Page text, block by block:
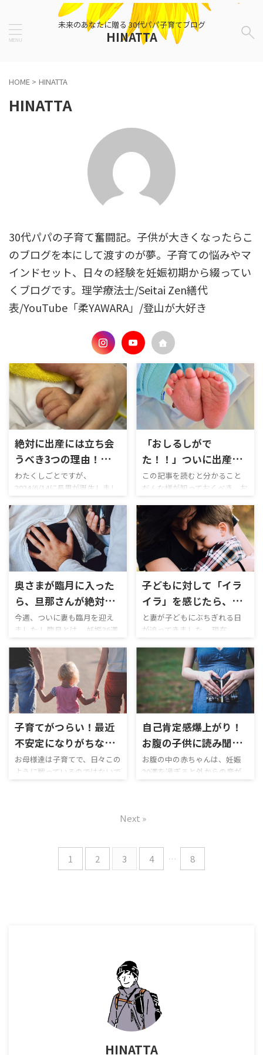
未来のあなたに贈る 30代パパ子育てブログ
HINATTA
HOME > HINATTA
HINATTA
30代パパの子育て奮闘記。子供が大きくなったらこ
のブログを本にして渡すのが夢。子育ての悩みやマ
インドセット、日々の経験を妊娠初期から綴ってい
くブログです。理学療法士/Seitai Zen繕代
表/YouTube「柔YAWARA」/登山が大好き
絶対に出産には立ち会
うべき3つの理由！お父
さんはつべこべ悩んで
いないで奇跡の瞬間を
刮目せよ！
わたくしごとですが、
2024/6/14に長男が誕生しまし
た。 陣痛からお産までの時間
はなんと… 36時間。 とてもと
ても壮絶でした。 運がいいこ
とに、陣痛から全て立ち会う
事ができたので、36時間の一
部始終を見ることができまし
た。 これは男にとって大きな
経験だと思います。 なぜな
ら、男性はあんな壮絶な場面
からです。 男性でつらい経験
と言えば、「高校時代の部活
でめちゃくちゃ走らされた」
ぐらいではないでしょうか。
出産を目の当たりにして、高校
時代の部活がなんだというぐ
らい、壮絶でした。 ...
「おしるしがで
た！！」ついに出産が
始まる！？男性向け
「お産が近づいている3
つのサイン」をまとめ
この記事を読むと分かること
だんな様が知っておくべき、お
産が近づいているサイン3つの
サインについて 出産予定日3日
前の今日。 朝起きると、妻が
「おしるし」がでた！！と知
らせてくれました。 と眠い目
をこすりながら、スマホで調
べてみると・・・ 出産の超初
期の徴候ではないか！！ 慌て
ふためいていると、妻が と諭
は、そういう生き物です。
「おしるし」の事すら知らな
い。 ましてや、陣痛がどんな
流れで起きるのか？ 出産予定
日3日前にもかかわらず、何も
知らないでいるのです… さす
がにやばいと ...
奥さまが臨月に入った
ら、旦那さんが絶対に
やるべきこと3選！僕は
これをやって妻に感謝
された！
今週、ついに妻も臨月を迎え
ました！ 臨月とは、 妊娠36週
以降の出産予定日まで1ヶ月の
時期 臨月はいつから？症状や
赤ちゃんの様子、過ごし方を
紹介 とのこと。 あと、1か月で
子どもに会えると思うと、僕は
ワクワクします。 女性の方は
どうなのでしょうか？ 嬉しさ
の反面、今後の生活の変化へ
の不安や出産への不安などが
思うに、「出産」というの
は、心身ともに大きな変化を
子どもに対して「イラ
イラ」を感じたら、ま
ず自分の感情と向き合
え！！
と妻が子どもにぶちぎれる日
が迫ってきました。 現在
(2024/04/15)、妊娠31週で、ま
だ子どもがお腹にいる状態で
す。 ですが、子どもが生まれ
ただけで、色々と生活が変わる
ことが予想されます。 まぁ
～、当たり前ですよね。。。
ある日突然、1人増えて、そし
て、その1人を最優先にしない
といけないのですから。 そう
イラ」や「怒り」といった負
の感情です。 これは、まだ子
子育てがつらい！最近
不安定になりがちなお
母さんに読んで欲しい
絵本「大きなパンダと
お母様達は子育てで、日々この
ように戦っているのではないで
しょうか？ ちょっとしたこと
めちゃくちゃ多いと思います。
子供には優しく接したほうが
良いと頭ではわかっているのに
自己肯定感爆上がり！
お腹の子供に読み聞か
せたい最強の絵本「ぼ
く モグラ キツネ 馬」
お腹の中の赤ちゃんは、妊娠
20週を過ぎると外からの音が
聞こえると言われております。
ている方もいるのではないで
週に入り、「胎教」についてよ
く調べています。 最近では、
音楽を聴かせるのもいいけれ
1 2 3 4 … 8
Next »
HINATTA